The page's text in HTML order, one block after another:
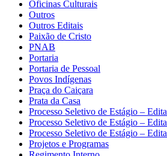
Oficinas Culturais
Outros
Outros Editais
Paixão de Cristo
PNAB
Portaria
Portaria de Pessoal
Povos Indígenas
Praça do Caiçara
Prata da Casa
Processo Seletivo de Estágio –
Processo Seletivo de Estágio –
Processo Seletivo de Estágio –
Projetos e Programas